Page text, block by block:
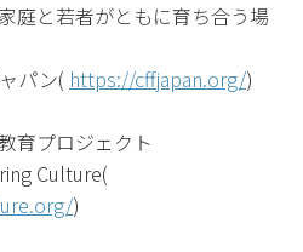
庭と若者がともに育ち合う場
パン( https://cffjapan.org/)
育プロジェクト
Culture(
)